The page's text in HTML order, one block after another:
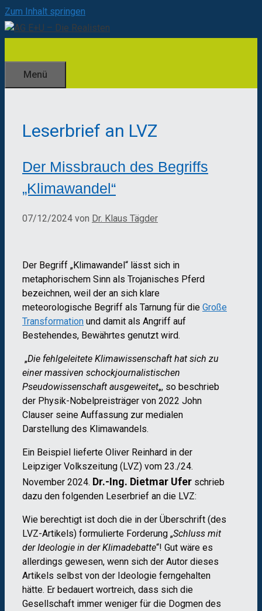
Zum Inhalt springen
Menü
Leserbrief an LVZ
Der Missbrauch des Begriffs
„Klimawandel“
07/12/2024 von Dr. Klaus Tägder
Der Begriff „Klimawandel“ lässt sich in
metaphorischem Sinn als Trojanisches Pferd
bezeichnen, weil der an sich klare
meteorologische Begriff als Tarnung für die Große
Transformation und damit als Angriff auf
Bestehendes, Bewährtes genutzt wird.
„Die fehlgeleitete Klimawissenschaft hat sich zu
einer massiven schockjournalistischen
Pseudowissenschaft ausgeweitet„, so beschrieb
der Physik-Nobelpreisträger von 2022 John
Clauser seine Auffassung zur medialen
Darstellung des Klimawandels.
Ein Beispiel lieferte Oliver Reinhard in der
Leipziger Volkszeitung (LVZ) vom 23./24.
November 2024. Dr.-Ing. Dietmar Ufer schrieb
dazu den folgenden Leserbrief an die LVZ:
Wie berechtigt ist doch die in der Überschrift (des
LVZ-Artikels) formulierte Forderung „Schluss mit
der Ideologie in der Klimadebatte“! Gut wäre es
allerdings gewesen, wenn sich der Autor dieses
Artikels selbst von der Ideologie ferngehalten
hätte. Er bedauert wortreich, dass sich die
Gesellschaft immer weniger für die Dogmen des